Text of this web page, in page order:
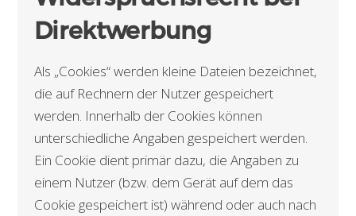
Direktwerbung
Als „Cookies“ werden kleine Dateien bezeichnet,
die auf Rechnern der Nutzer gespeichert
werden. Innerhalb der Cookies können
unterschiedliche Angaben gespeichert werden.
Ein Cookie dient primär dazu, die Angaben zu
einem Nutzer (bzw. dem Gerät auf dem das
Cookie gespeichert ist) während oder auch nach